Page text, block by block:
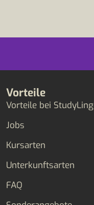
Vorteile
Vorteile bei
Jobs
Kursarten
Unterkunftsarten
FAQ